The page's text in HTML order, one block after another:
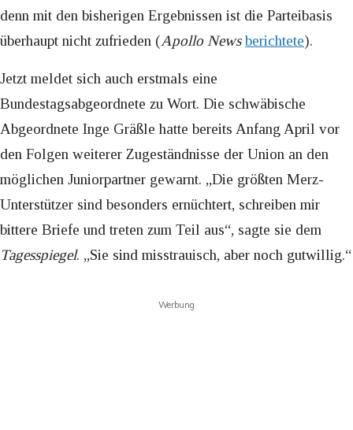
denn mit den bisherigen Ergebnissen ist die Parteibasis
überhaupt nicht zufrieden (Apollo News berichtete).
Jetzt meldet sich auch erstmals eine
Bundestagsabgeordnete zu Wort. Die schwäbische
Abgeordnete Inge Gräßle hatte bereits Anfang April vor
den Folgen weiterer Zugeständnisse der Union an den
möglichen Juniorpartner gewarnt. „Die größten Merz-
Unterstützer sind besonders ernüchtert, schreiben mir
bittere Briefe und treten zum Teil aus“, sagte sie dem
Tagesspiegel. „Sie sind misstrauisch, aber noch gutwillig.“
Werbung